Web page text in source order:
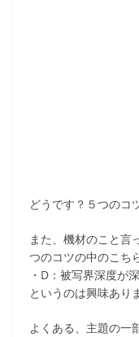
どうです？５つのコ
また、機材のこと言
つのコツの中のこち
・D：被写界深度が
というのは興味あり
よくある、主題の一